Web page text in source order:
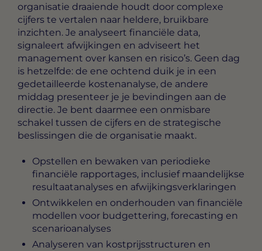
organisatie draaiende houdt door complexe
cijfers te vertalen naar heldere, bruikbare
inzichten. Je analyseert financiële data,
signaleert afwijkingen en adviseert het
management over kansen en risico’s. Geen dag
is hetzelfde: de ene ochtend duik je in een
gedetailleerde kostenanalyse, de andere
middag presenteer je je bevindingen aan de
directie. Je bent daarmee een onmisbare
schakel tussen de cijfers en de strategische
beslissingen die de organisatie maakt.
Opstellen en bewaken van periodieke
financiële rapportages, inclusief maandelijkse
resultaatanalyses en afwijkingsverklaringen
Ontwikkelen en onderhouden van financiële
modellen voor budgettering, forecasting en
scenarioanalyses
Analyseren van kostprijsstructuren en